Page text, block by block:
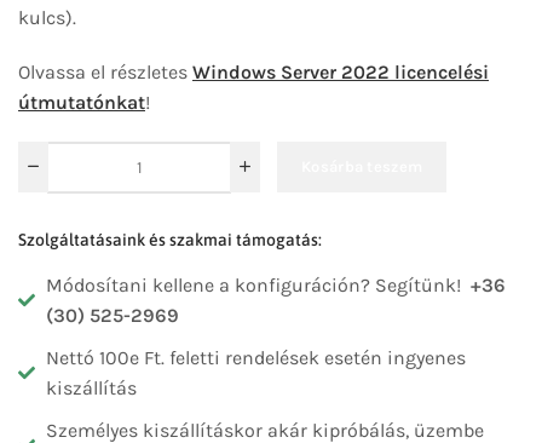
kulcs).
Olvassa el részletes Windows Server 2022 licencelési
útmutatónkat!
Szolgáltatásaink és szakmai támogatás:
Módosítani kellene a konfiguráción? Segítünk! +36
(30) 525-2969
Nettó 100e Ft. feletti rendelések esetén ingyenes
kiszállítás
Személyes kiszállításkor akár kipróbálás, üzembe